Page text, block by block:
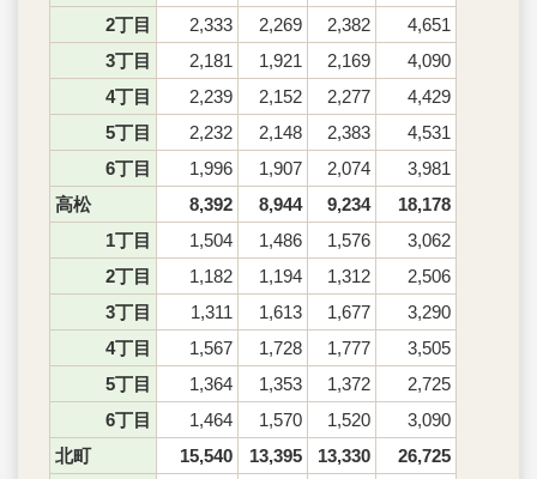
2丁目
2,333 2,269 2,382
4,651
3丁目
2,181 1,921 2,169
4,090
4丁目
2,239 2,152 2,277
4,429
5丁目
2,232 2,148 2,383
4,531
6丁目
1,996 1,907 2,074
3,981
高松
8,392 8,944 9,234
18,178
1丁目
1,504 1,486 1,576
3,062
2丁目
1,182 1,194 1,312
2,506
3丁目
1,311 1,613 1,677
3,290
4丁目
1,567 1,728 1,777
3,505
5丁目
1,364 1,353 1,372
2,725
6丁目
1,464 1,570 1,520
3,090
北町
15,540 13,395 13,330
26,725